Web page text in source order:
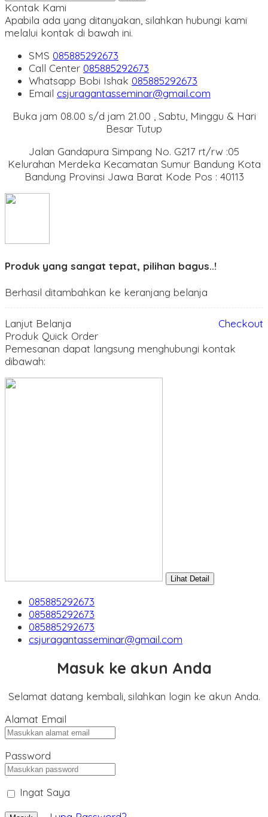
Kontak Kami
Apabila ada yang ditanyakan, silahkan hubungi kami
melalui kontak di bawah ini.
SMS 085885292673
Call Center 085885292673
Whatsapp Bobi Ishak 085885292673
Email csjuragantasseminar@gmail.com
Buka jam 08.00 s/d jam 21.00 , Sabtu, Minggu & Hari
Besar Tutup
Jalan Gandapura Simpang No. G217 rt/rw :05
Kelurahan Merdeka Kecamatan Sumur Bandung Kota
Bandung Provinsi Jawa Barat Kode Pos : 40113
Produk yang sangat tepat, pilihan bagus..!
Berhasil ditambahkan ke keranjang belanja
Lanjut Belanja
Checkout
Produk Quick Order
Pemesanan dapat langsung menghubungi kontak
dibawah:
Lihat Detail
085885292673
085885292673
085885292673
csjuragantasseminar@gmail.com
Masuk ke akun Anda
Selamat datang kembali, silahkan login ke akun Anda.
Alamat Email
Password
Ingat Saya